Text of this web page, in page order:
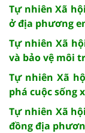
Tự nhiên Xã
ở địa phương
Tự nhiên Xã
và bảo vệ môi
Tự nhiên Xã
phá cuộc sống
Tự nhiên Xã
đồng địa